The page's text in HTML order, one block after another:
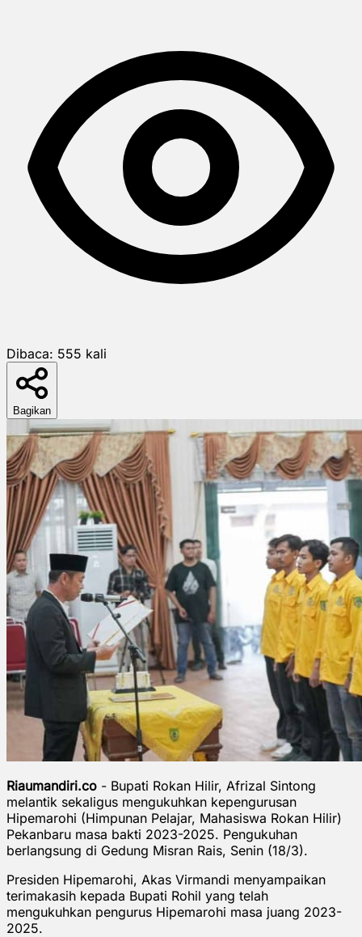
Dibaca: 555 kali
Bagikan
Riaumandiri.co - Bupati Rokan Hilir, Afrizal Sintong
melantik sekaligus mengukuhkan kepengurusan
Hipemarohi (Himpunan Pelajar, Mahasiswa Rokan Hilir)
Pekanbaru masa bakti 2023-2025. Pengukuhan
berlangsung di Gedung Misran Rais, Senin (18/3).
Presiden Hipemarohi, Akas Virmandi menyampaikan
terimakasih kepada Bupati Rohil yang telah
mengukuhkan pengurus Hipemarohi masa juang 2023-
2025.